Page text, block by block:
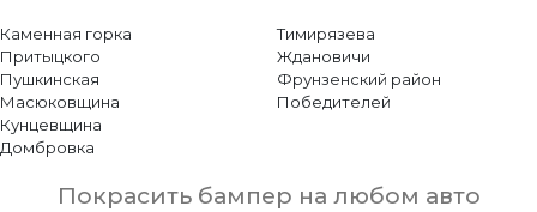
Каменная горка
Притыцкого
Пушкинская
Масюковщина
Кунцевщина
Домбровка
Тимирязева
Ждановичи
Фрунзенский район
Победителей
Покрасить бампер на любом авто